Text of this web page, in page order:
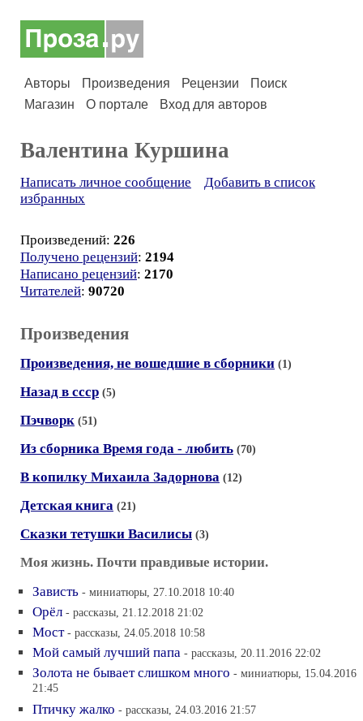
Авторы Произведения Рецензии
Поиск
Магазин
О портале Вход для авторов
Валентина Куршина
Написать личное сообщение
Добавить в список
избранных
Произведений: 226
Получено рецензий: 2194
Написано рецензий: 2170
Читателей: 90720
Произведения
Произведения, не вошедшие в сборники (1)
Назад в ссср (5)
Пэчворк (51)
Из сборника Время года - любить (70)
В копилку Михаила Задорнова (12)
Детская книга (21)
Сказки тетушки Василисы (3)
Моя жизнь. Почти правдивые истории.
Зависть - миниатюры, 27.10.2018 10:40
Орёл - рассказы, 21.12.2018 21:02
Мост - рассказы, 24.05.2018 10:58
Мой самый лучший папа - рассказы, 20.11.2016 22:02
Золота не бывает слишком много - миниатюры, 15.04.2016
21:45
Птичку жалко - рассказы, 24.03.2016 21:57